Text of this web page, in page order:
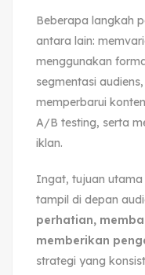
Beberapa langkah
antara lain:
menggunakan
segmentasi
memperbarui
A/B testing, serta
iklan.
Ingat, tujuan
tampil di depan
perhatian,
memberikan
strategi yang